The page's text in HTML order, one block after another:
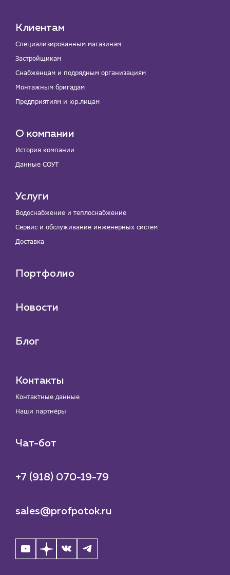
Клиентам
Специализированным магазинам
Застройщикам
Снабженцам и подрядным организациям
Монтажным бригадам
Предприятиям и юр.лицам
О компании
История компании
Данные СОУТ
Услуги
Водоснабжение и теплоснабжение
Сервис и обслуживание инженерных систем
Доставка
Портфолио
Новости
Блог
Контакты
Контактные данные
Наши партнёры
Чат-бот
+7 (918) 070-19-79
sales@profpotok.ru